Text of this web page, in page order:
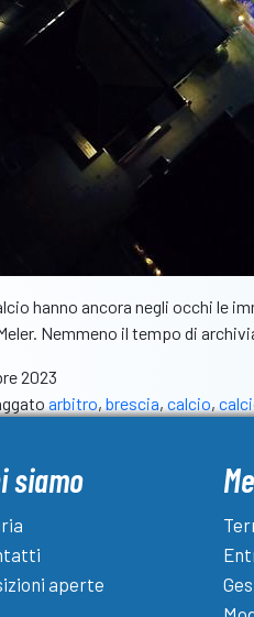
hanno ancora negli occhi le
Nemmeno il tempo di
2023
arbitro, brescia, calcio,
siamo
aperte